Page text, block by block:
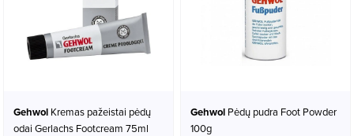
Gehwol
odai Gerlachs Footcream 75ml
Gehwol
100g